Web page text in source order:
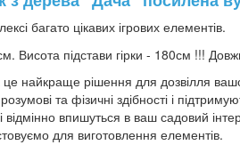
багато цікавих ігрових елементів.
Висота підстави гірки - 180см !!!
це найкраще рішення для дозвілля
та фізичні здібності і
впишуться в ваш садовий
для виготовлення елементів.